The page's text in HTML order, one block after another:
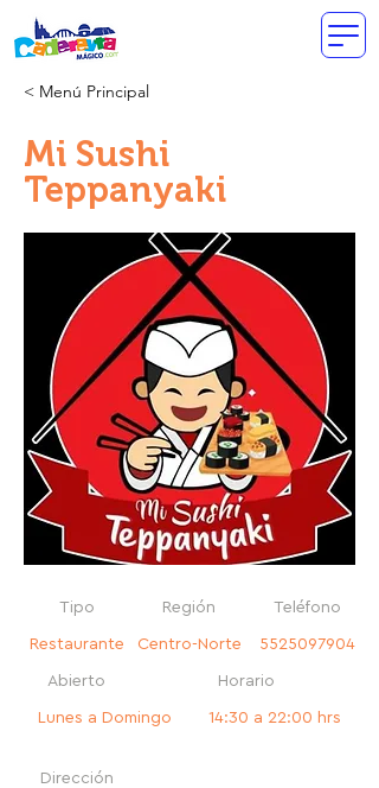
< Menú Principal
Mi Sushi
Teppanyaki
Tipo Región Teléfono
Restaurante Centro-Norte 5525097904
Abierto
Lunes a Domingo
Horario
14:30 a 22:00 hrs
Dirección